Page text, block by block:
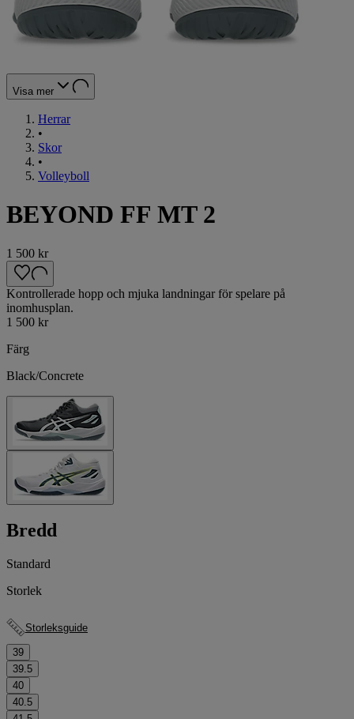
Visa mer
Herrar
•
Skor
•
Volleyboll
BEYOND FF MT 2
1 500 kr
Kontrollerade hopp och mjuka landningar för spelare på
inomhusplan.
1 500 kr
Färg
Black/Concrete
Bredd
Standard
Storlek
Storleksguide
39
39.5
40
40.5